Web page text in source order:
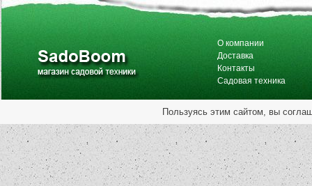
О компании
Доставка
Контакты
Садовая техника
Пользуясь этим сайтом, вы